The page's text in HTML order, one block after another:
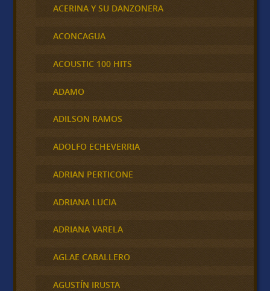
ACERINA Y SU DANZONERA
ACONCAGUA
ACOUSTIC 100 HITS
ADAMO
ADILSON RAMOS
ADOLFO ECHEVERRIA
ADRIAN PERTICONE
ADRIANA LUCIA
ADRIANA VARELA
AGLAE CABALLERO
AGUSTÍN IRUSTA